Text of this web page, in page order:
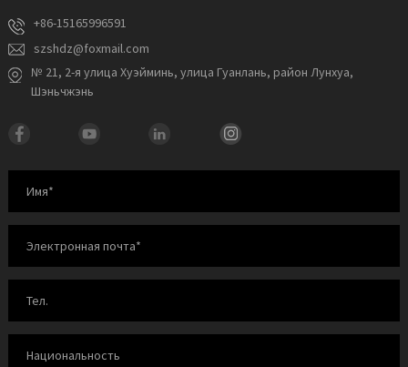
+86-15165996591
szshdz@foxmail.com
№ 21, 2-я улица Хуэйминь, улица Гуанлань, район Лунхуа,
Шэньчжэнь